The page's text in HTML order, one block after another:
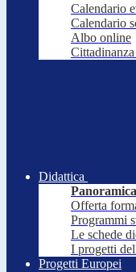
Calendario
Calendario
Albo online
Didattica
Panoramica
Offerta
Programmi
Le schede
I progetti
Progetti Europei